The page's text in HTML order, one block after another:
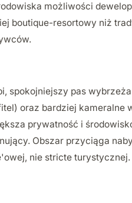
możliwości
boutique-resortowy niż
spokojniejszy pas
oraz bardziej kameralne
prywatność i
Obszar przyciąga
nie stricte turystycznej.